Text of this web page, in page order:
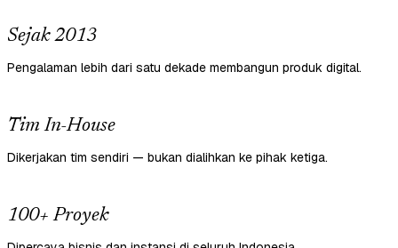
Sejak 2013
Pengalaman lebih dari satu dekade membangun produk digital.
Tim In-House
Dikerjakan tim sendiri — bukan dialihkan ke pihak ketiga.
100+ Proyek